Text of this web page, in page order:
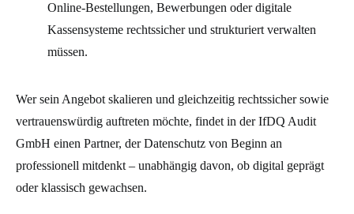
Online-Bestellungen, Bewerbungen oder digitale
Kassensysteme rechtssicher und strukturiert verwalten
müssen.
Wer sein Angebot skalieren und gleichzeitig rechtssicher sowie
vertrauenswürdig auftreten möchte, findet in der IfDQ Audit
GmbH einen Partner, der Datenschutz von Beginn an
professionell mitdenkt – unabhängig davon, ob digital geprägt
oder klassisch gewachsen.